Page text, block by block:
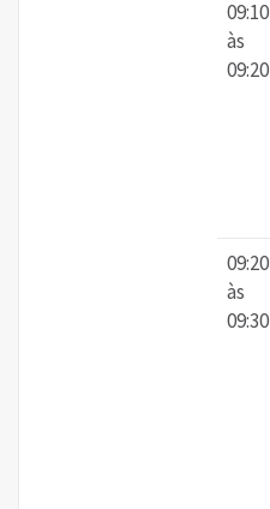
09:10
às
09:20
09:20
às
09:30